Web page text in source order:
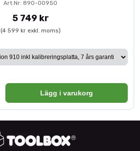
Art.Nr: 890-00950
5 749 kr
(4 599 kr exkl. moms)
Lägg i varukorg